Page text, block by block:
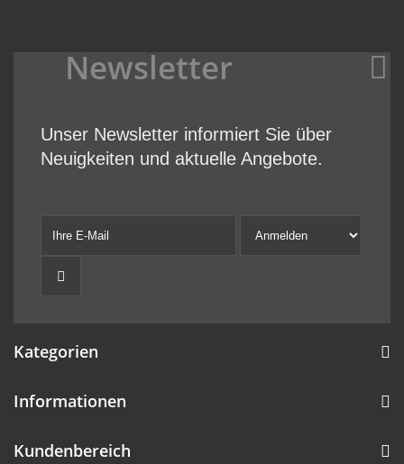
Newsletter
Unser Newsletter informiert Sie über
Neuigkeiten und aktuelle Angebote.
Kategorien
Informationen
Kundenbereich